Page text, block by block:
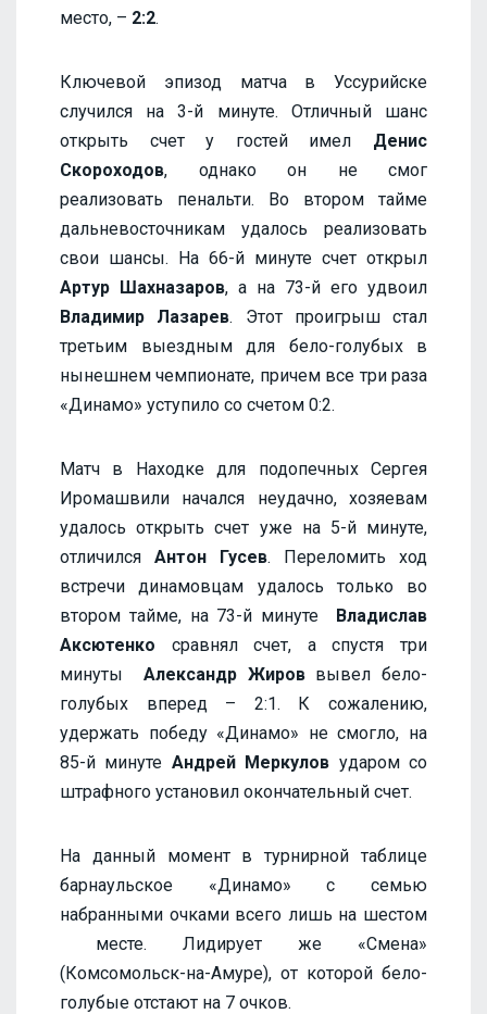
место, – 2:2.
Ключевой эпизод матча в Уссурийске
случился на 3-й минуте. Отличный шанс
открыть счет у гостей имел Денис
Скороходов, однако он не смог
реализовать пенальти. Во втором тайме
дальневосточникам удалось реализовать
свои шансы. На 66-й минуте счет открыл
Артур Шахназаров, а на 73-й его удвоил
Владимир Лазарев. Этот проигрыш стал
третьим выездным для бело-голубых в
нынешнем чемпионате, причем все три раза
«Динамо» уступило со счетом 0:2.
Матч в Находке для подопечных Сергея
Иромашвили начался неудачно, хозяевам
удалось открыть счет уже на 5-й минуте,
отличился Антон Гусев. Переломить ход
встречи динамовцам удалось только во
втором тайме, на 73-й минуте
Владислав
Аксютенко сравнял счет, а спустя три
минутыАлександр Жиров вывел бело-
голубых вперед – 2:1. К сожалению,
удержать победу «Динамо» не смогло, на
85-й минуте Андрей Меркулов ударом со
штрафного установил окончательный счет.
На данный момент в турнирной таблице
барнаульское «Динамо» с семью
набранными очками всего лишь на шестом
месте. Лидирует же «Смена»
(Комсомольск-на-Амуре), от которой бело-
голубые отстают на 7 очков.